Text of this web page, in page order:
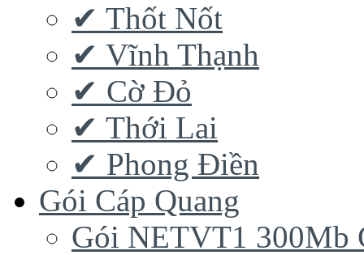
✔ Thốt Nốt
✔ Vĩnh Thạnh
✔ Cờ Đỏ
✔ Thới Lai
✔ Phong Điền
Gói Cáp Quang
Gói NETVT1 300Mb